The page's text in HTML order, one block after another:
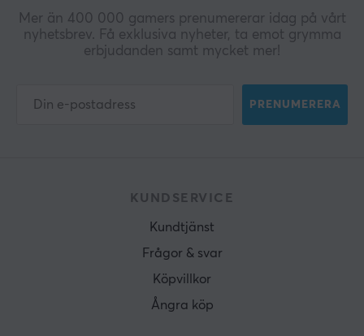
Mer än 400 000 gamers prenumererar idag på vårt
nyhetsbrev. Få exklusiva nyheter, ta emot grymma
erbjudanden samt mycket mer!
PRENUMERERA
KUNDSERVICE
Kundtjänst
Frågor & svar
Köpvillkor
Ångra köp